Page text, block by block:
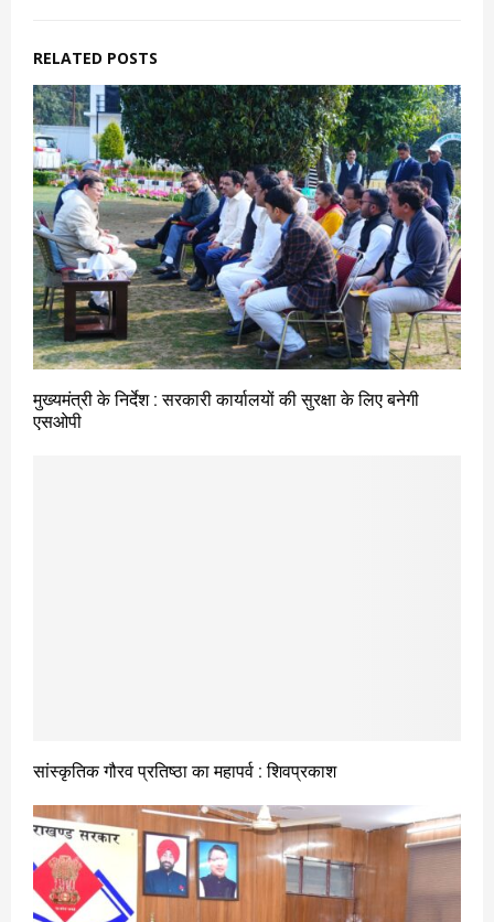
RELATED POSTS
मुख्यमंत्री के निर्देश : सरकारी कार्यालयों की सुरक्षा के लिए बनेगी
एसओपी
सांस्कृतिक गौरव प्रतिष्ठा का महापर्व : शिवप्रकाश